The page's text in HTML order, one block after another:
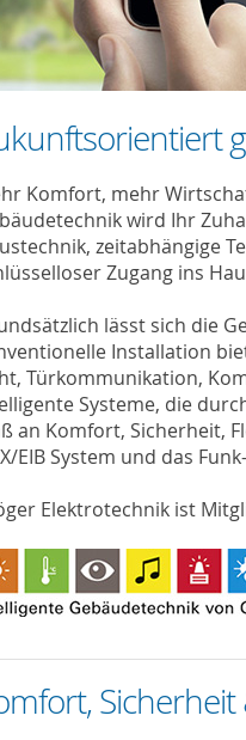
Komfort, mehr
wird Ihr
zeitabhängige
Zugang ins
lässt sich die
Installation
Türkommunikation,
Systeme, die
an Komfort, Sicherheit,
EIB System und das
Elektrotechnik ist
Sicherheit